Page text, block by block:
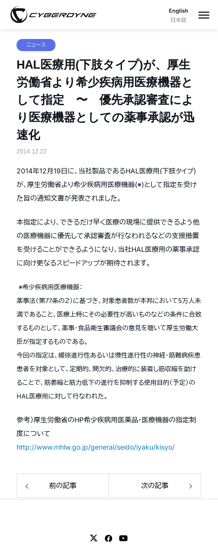
English
日本語
ニュース
HAL医療用(下肢タイプ)が、厚生
労働省より希少疾病用医療機器と
して指定 〜 優先承認審査によ
り医療機器としての薬事承認が迅
速化
2014.12.22
2014年12月19日に、当社製品であるHAL医療用(下肢タイプ)
が、厚生労働省より希少疾病用医療機器(※)として指定を受け
た旨の通知文書が発表されました。
本指定により、できるだけ早く医療の現場に提供できるよう他
の医療機器に優先して承認審査が行なわれるなどの支援措置
を受けることができるようになり、当社HAL医療用の薬事承認
に向け更なるスピードアップが期待されます。
※希少疾病用医療機器：
薬事法（第77条の２）に基づき、対象患者数が本邦において5万人未
満であること、医療上特にその必要性が高いものなどの条件に合致
するものとして、薬事・食品衛生審議会の意見を聴いて厚生労働大
臣が指定するものである。
今回の指定は、緩徐進行性あるいは慢性進行性の神経・筋難病疾患
患者を対象として、定期的、間欠的、治療的に装着し筋収縮を助け
ることで、筋萎縮と筋力低下の進行を抑制する使用目的（予定）の
HAL医療用に対して行なわれた。
参考）厚生労働省のHP希少疾病用医薬品・医療機器の指定制
度について
http://www.mhlw.go.jp/general/seido/iyaku/kisyo/
前の記事 次の記事